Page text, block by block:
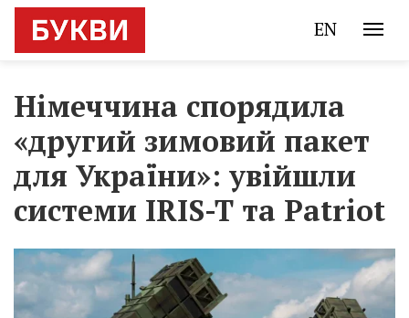
EN
Німеччина спорядила
«другий зимовий пакет
для України»: увійшли
системи IRIS-T та Patriot